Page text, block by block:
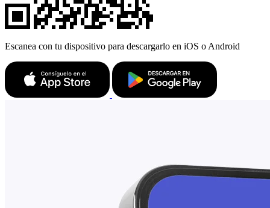
Escanea con tu dispositivo para descargarlo en iOS o Android